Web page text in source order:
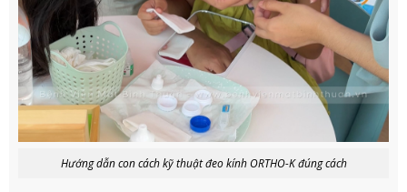
Hướng dẫn con cách kỹ thuật đeo kính ORTHO-K đúng cách